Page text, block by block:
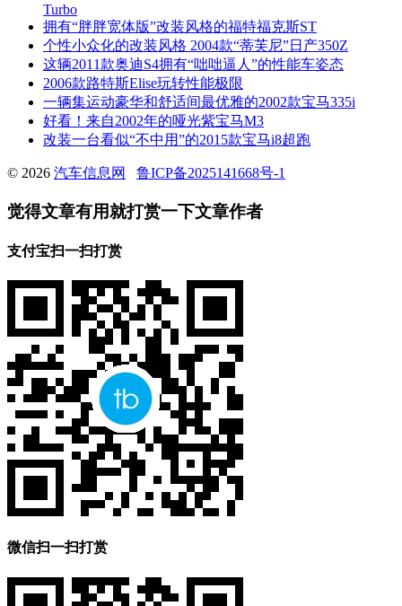
Turbo
拥有“胖胖宽体版”改装风格的福特福克斯ST
个性小众化的改装风格 2004款“蒂芙尼”日产350Z
这辆2011款奥迪S4拥有“咄咄逼人”的性能车姿态
2006款路特斯Elise玩转性能极限
一辆集运动豪华和舒适间最优雅的2002款宝马335i
好看！来自2002年的哑光紫宝马M3
改装一台看似“不中用”的2015款宝马i8超跑
© 2026 汽车信息网 鲁ICP备2025141668号-1
觉得文章有用就打赏一下文章作者
支付宝扫一扫打赏
微信扫一扫打赏